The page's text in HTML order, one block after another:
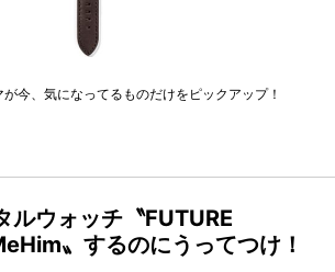
今、気になってるものだけをピックアップ！
ルウォッチ〝FUTURE
〟するのにうってつけ！